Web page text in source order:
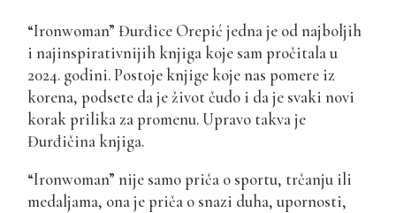
“Ironwoman” Đurđice Orepić jedna je od najboljih
i najinspirativnijih knjiga koje sam pročitala u
2024. godini. Postoje knjige koje nas pomere iz
korena, podsete da je život čudo i da je svaki novi
korak prilika za promenu. Upravo takva je
Đurđičina knjiga.
“Ironwoman” nije samo priča o sportu, trčanju ili
medaljama, ona je priča o snazi duha, upornosti,